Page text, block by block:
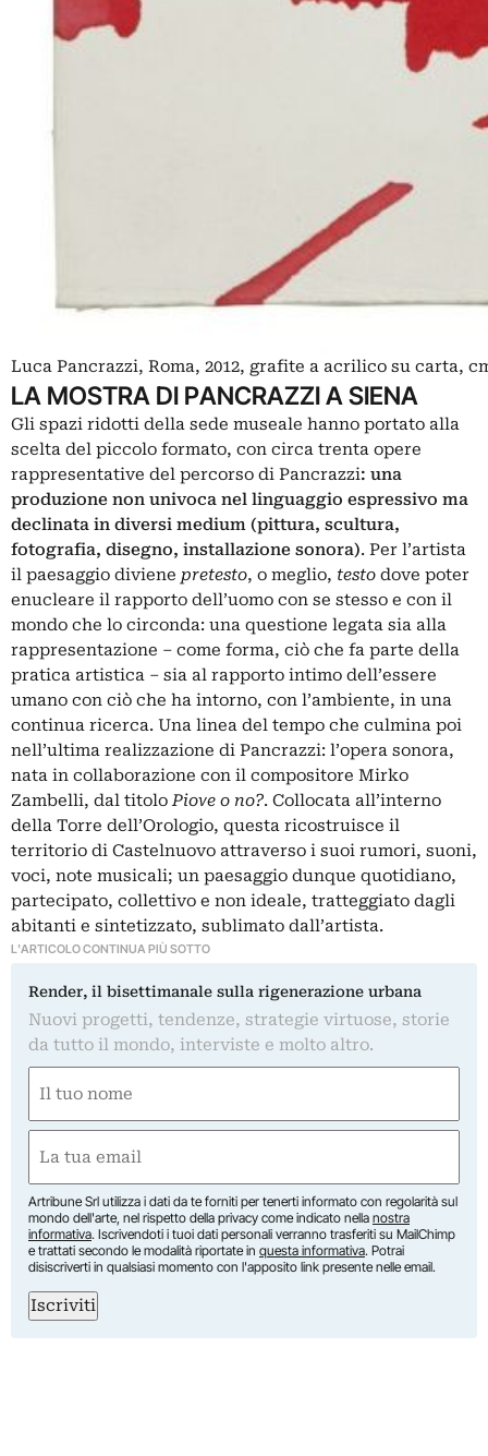
Luca Pancrazzi, Roma, 2012, grafite a acrilico su carta,
LA MOSTRA DI PANCRAZZI A SIENA
Gli spazi ridotti della sede museale hanno portato alla
scelta del piccolo formato, con circa trenta opere
rappresentative del percorso di Pancrazzi: una
produzione non univoca nel linguaggio espressivo ma
declinata in diversi medium (pittura, scultura,
fotografia, disegno, installazione sonora). Per l’artista
il paesaggio diviene pretesto, o meglio, testo dove poter
enucleare il rapporto dell’uomo con se stesso e con il
mondo che lo circonda: una questione legata sia alla
rappresentazione ‒ come forma, ciò che fa parte della
pratica artistica ‒ sia al rapporto intimo dell’essere
umano con ciò che ha intorno, con l’ambiente, in una
continua ricerca. Una linea del tempo che culmina poi
nell’ultima realizzazione di Pancrazzi: l’opera sonora,
nata in collaborazione con il compositore Mirko
Zambelli, dal titoloPiove o no?. Collocata all’interno
della Torre dell’Orologio, questa ricostruisce il
territorio di Castelnuovo attraverso i suoi rumori, suoni,
voci, note musicali; un paesaggio dunque quotidiano,
partecipato, collettivo e non ideale, tratteggiato dagli
abitanti e sintetizzato, sublimato dall’artista.
L'ARTICOLO CONTINUA PIÙ SOTTO
Render, il bisettimanale sulla rigenerazione urbana
Nuovi progetti, tendenze, strategie virtuose, storie
da tutto il mondo, interviste e molto altro.
(Obbligatorio)
Nome
(Obbligatorio)
Artribune Srl utilizza i dati da te forniti per tenerti informato con regolarità sul
mondo dell'arte, nel rispetto della privacy come indicato nella nostra
informativa. Iscrivendoti i tuoi dati personali verranno trasferiti su MailChimp
e trattati secondo le modalità riportate in questa informativa. Potrai
disiscriverti in qualsiasi momento con l'apposito link presente nelle email.
Iscriviti